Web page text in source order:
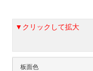
▼クリックして拡大
板面色